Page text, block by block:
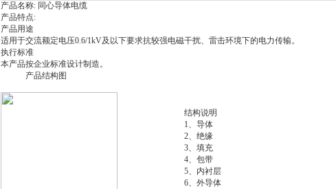
产品名称: 同心导体电缆
产品特点:
产品用途
适用于交流额定电压0.6/1kV及以下要求抗较强电磁干扰、雷击环境下的电力传输。
执行标准
本产品按企业标准设计制造。
产品结构图
结构说明
1、导体
2、绝缘
3、填充
4、包带
5、内衬层
6、外导体